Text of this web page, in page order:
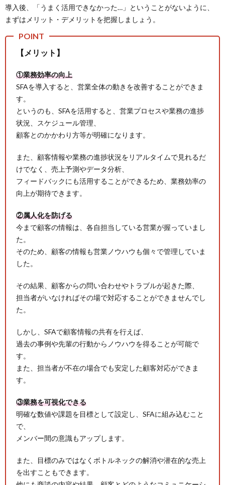
導入後、「うまく活用できなかった…」ということがないように、
まずはメリット・デメリットを把握しましょう。
【メリット】
①業務効率の向上
SFAを導入すると、営業全体の動きを改善することができま
す。
というのも、SFAを活用すると、営業プロセスや業務の進捗
状況、スケジュール管理、
顧客とのかかわり方等が明確になります。
また、顧客情報や業務の進捗状況をリアルタイムで見れるだ
けでなく、売上予測やデータ分析、
フィードバックにも活用することができるため、業務効率の
向上が期待できます。
②属人化を防げる
今まで顧客の情報は、各自担当している営業が握っていまし
た。
そのため、顧客の情報も営業ノウハウも個々で管理していま
した。
その結果、顧客からの問い合わせやトラブルが起きた際、
担当者がいなければその場で対応することができませんでし
た。
しかし、SFAで顧客情報の共有を行えば、
過去の事例や先輩の行動からノウハウを得ることが可能で
す。
また、担当者が不在の場合でも安定した顧客対応ができま
す。
③業務を可視化できる
明確な数値や課題を目標として設定し、SFAに組み込むこと
で、
メンバー間の意識もアップします。
また、目標のみではなくボトルネックの解消や潜在的な売上
を出すこともできます。